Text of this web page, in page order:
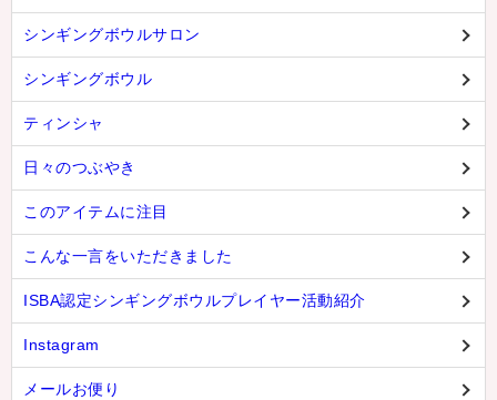
シンギングボウルサロン
シンギングボウル
ティンシャ
日々のつぶやき
このアイテムに注目
こんな一言をいただきました
ISBA認定シンギングボウルプレイヤー活動紹介
Instagram
メールお便り